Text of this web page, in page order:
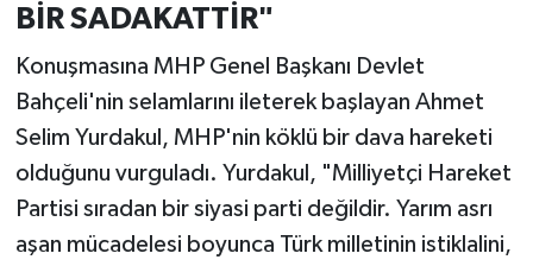
BİR SADAKATTİR"
Konuşmasına MHP Genel Başkanı Devlet
Bahçeli'nin selamlarını ileterek başlayan Ahmet
Selim Yurdakul, MHP'nin köklü bir dava hareketi
olduğunu vurguladı. Yurdakul, "Milliyetçi Hareket
Partisi sıradan bir siyasi parti değildir. Yarım asrı
aşan mücadelesi boyunca Türk milletinin istiklalini,